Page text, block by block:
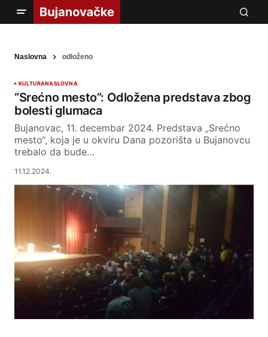
Naslovna odloženo
KULTURANASLOVNA
“Srećno mesto”: Odložena predstava zbog
bolesti glumaca
Bujanovac, 11. decembar 2024. Predstava „Srećno
mesto“, koja je u okviru Dana pozorišta u Bujanovcu
trebalo da bude…
11.12.2024.